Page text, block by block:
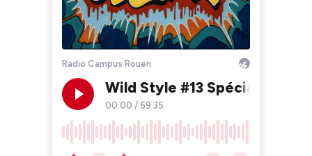
Radio Campus Rouen
Wild Style #13 Spécial Kurtis
00:00 / 59:35